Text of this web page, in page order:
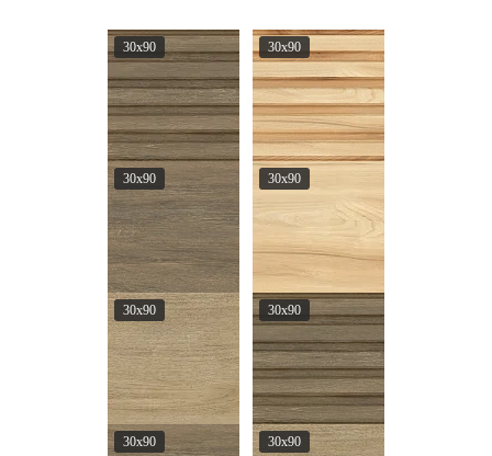
30x90 30x90
30x90 30x90
30x90 30x90
30x90 30x90